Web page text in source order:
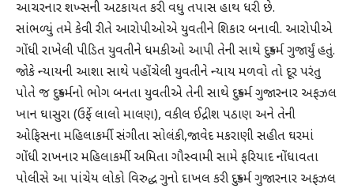
આચરનાર શખ્સની અટકાયત કરી વધુ તપાસ હાથ ધરી છે.
સાંભળ્યું તમે કેવી રીતે આરોપીઓએ યુવતીને શિકાર બનાવી. આરોપીએ
ગોંધી રાખેલી પીડિત યુવતીને ધમકીઓ આપી તેની સાથે દુષ્કર્મ ગુજાર્યું હતું.
જાેકે ન્યાયની આશા સાથે પહોંચેલી યુવતીને ન્યાય મળવો તો દૂર પરંતુ
પોતે જ દુષ્કર્મનો ભોગ બનતા યુવતીએ તેની સાથે દુષ્કર્મ ગુજારનાર અફઝલ
ખાન ઘાસુરા (ઉર્ફે લાલો માલણ), વકીલ ઈદ્રીશ પઠાણ અને તેની
ઓફિસના મહિલાકર્મી સંગીતા સોલંકી,જાવેદ મકરાણી સહીત ઘરમાં
ગોંધી રાખનાર મહિલાકર્મી અમિતા ગૌસ્વામી સામે ફરિયાદ નોંધાવતા
પોલીસે આ પાંચેય લોકો વિરુદ્ધ ગુનો દાખલ કરી દુષ્કર્મ ગુજારનાર અફઝલ